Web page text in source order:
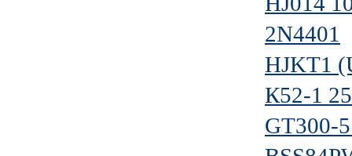
2N4401
HJKT1
К52-1
GT300-